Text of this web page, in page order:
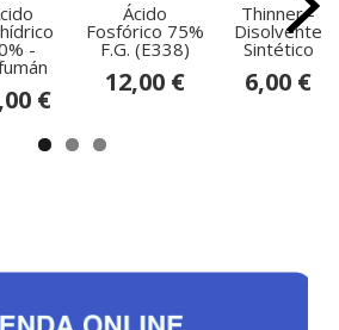
-
€
Ácido
Fosfórico 75%
F.G. (E338)
12,00 €
Thinner -
Disolvente
Sintético
6,00 €